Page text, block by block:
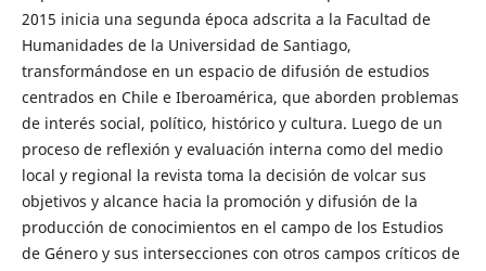
2015 inicia una segunda época adscrita a la Facultad de
Humanidades de la Universidad de Santiago,
transformándose en un espacio de difusión de estudios
centrados en Chile e Iberoamérica, que aborden problemas
de interés social, político, histórico y cultura. Luego de un
proceso de reflexión y evaluación interna como del medio
local y regional la revista toma la decisión de volcar sus
objetivos y alcance hacia la promoción y difusión de la
producción de conocimientos en el campo de los Estudios
de Género y sus intersecciones con otros campos críticos de